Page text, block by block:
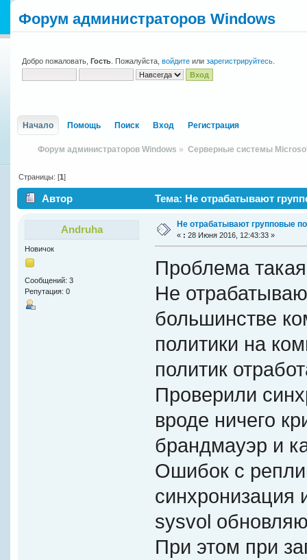
Форум администраторов Windows
Добро пожаловать, Гость . Пожалуйста, войдите или зарегистрируйтесь
Начало Помощь Поиск Вход Регистрация
Форум администраторов Windows » Серверные системы
Страницы: [1]
Автор Тема: Не отрабатывают
Andruha
Новичок
Сообщений: 3
Репутация: 0
Не отрабатывают групповые
« : 28 Июня 2016, 12:43:33 »
Проблема
Не
большинстве
политики на
политик
Проверили
вроде ничего
брандмауэр и
Ошибок с
синхронизация
sysvol
При этом при